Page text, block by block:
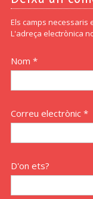
Els camps necessaris
L'adreça electrònica
Nom *
Correu electrònic *
D'on ets?